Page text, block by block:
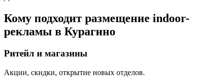
Кому подходит размещение indoor-
рекламы в Курагино
Ритейл и магазины
Акции, скидки, открытие новых отделов.